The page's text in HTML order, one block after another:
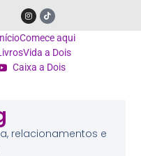
Comece aqui
Vida a Dois
Caixa a Dois
relacionamentos e